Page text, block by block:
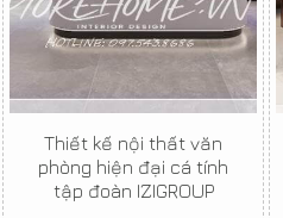
Thiết kế nội thất văn
phòng hiện đại cá tính
tập đoàn IZIGROUP